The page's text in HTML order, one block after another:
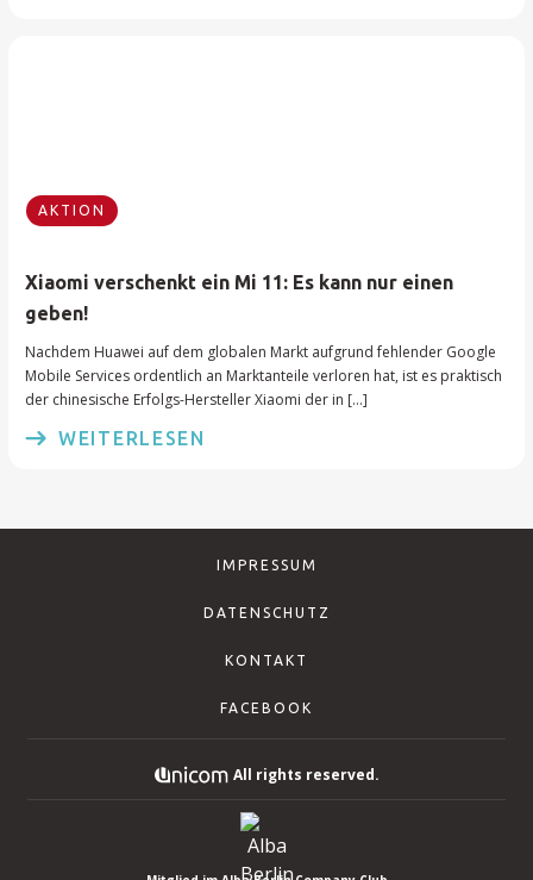
AKTION
Xiaomi verschenkt ein Mi 11: Es kann nur einen
geben!
Nachdem Huawei auf dem globalen Markt aufgrund fehlender Google
Mobile Services ordentlich an Marktanteile verloren hat, ist es praktisch
der chinesische Erfolgs-Hersteller Xiaomi der in […]
WEITERLESEN
IMPRESSUM
DATENSCHUTZ
KONTAKT
FACEBOOK
All rights reserved.